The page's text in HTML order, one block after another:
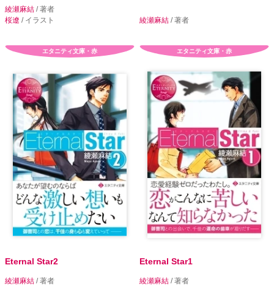
綾瀬麻結 / 著者
桜遼 / イラスト 綾瀬麻結 / 著者
エタニティ文庫・赤
Eternal Star2
綾瀬麻結 / 著者
エタニティ文庫・赤
Eternal Star1
綾瀬麻結 / 著者